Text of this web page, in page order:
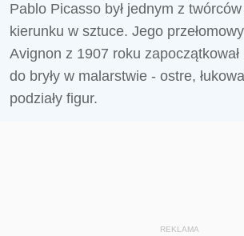
Pablo Picasso był jednym z
kierunku w sztuce. Jego
Avignon z 1907 roku
do bryły w malarstwie - ostre,
podziały figur.
REKLAMA